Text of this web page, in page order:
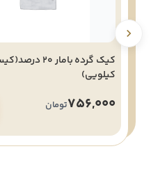
کیلویی)
756,000تومان